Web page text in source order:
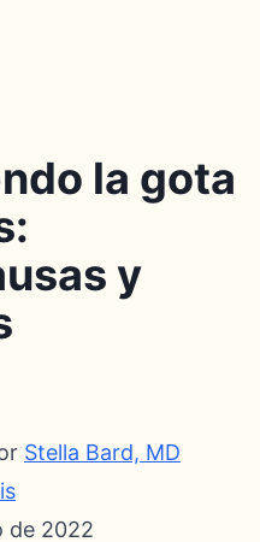
la gota
y
Stella Bard, MD
de 2022